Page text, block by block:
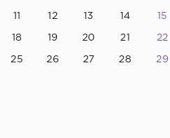
11 12 13 14 15
18 19 20 21 22
25 26 27 28 29